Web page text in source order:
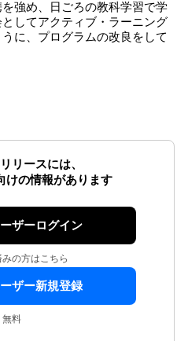
強め、日ごろの教科学習で学
してアクティブ・ラーニング
に、プログラムの改良をして
リースには、
けの情報があります
ザーログイン
の方はこちら
ザー新規登録
無料